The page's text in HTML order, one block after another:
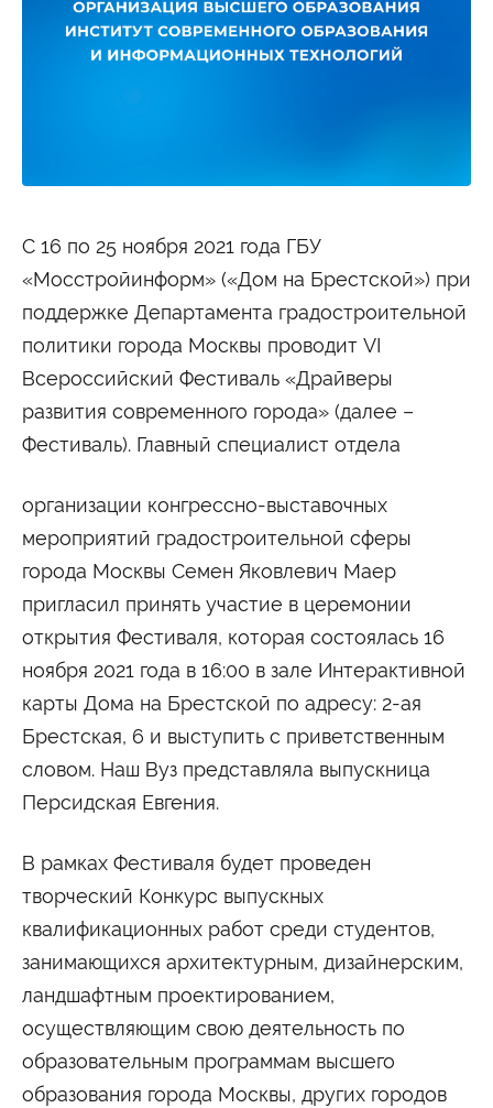
Студенту
Военно-учетный стол Миграционный учет
Библиотека
Статьи
Второе высшее
Формы обучения
Очная форма обучения
Очно-заочная форма обучения
Заочная форма обучения
Мероприятия
Контакты
Администрация
+7 (495) 795-00-11
Приёмная комиссия
+7 (495) 795-00-10
Подписаться на нас
Министерство науки и высшего образования
Российской Федерации
Министерство просвещения Российской
Сведения об образовательной организации
С 16 по 25 ноября 2021 года ГБУ
«Мосстройинформ» («Дом на Брестской») при
поддержке Департамента градостроительной
политики города Москвы проводит VI
Всероссийский Фестиваль «Драйверы
развития современного города» (далее –
Фестиваль). Главный специалист отдела
организации конгрессно-выставочных
мероприятий градостроительной сферы
города Москвы Семен Яковлевич Маер
пригласил принять участие в церемонии
открытия Фестиваля, которая состоялась 16
ноября 2021 года в 16:00 в зале Интерактивной
карты Дома на Брестской по адресу: 2-ая
Брестская, 6 и выступить с приветственным
словом. Наш Вуз представляла выпускница
Персидская Евгения.
В рамках Фестиваля будет проведен
творческий Конкурс выпускных
квалификационных работ среди студентов,
занимающихся архитектурным, дизайнерским,
ландшафтным проектированием,
осуществляющим свою деятельность по
образовательным программам высшего
образования города Москвы, других городов